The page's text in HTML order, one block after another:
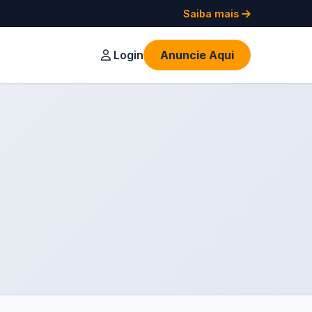
Saiba mais
Login Anuncie Aqui